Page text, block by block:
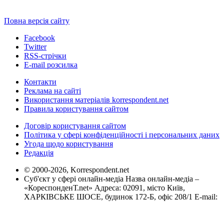
Повна версія сайту
Facebook
Twitter
RSS-стрічки
E-mail розсилка
Контакти
Реклама на сайті
Використання матеріалів korrespondent.net
Правила користування сайтом
Договір користування сайтом
Політика у сфері конфіденційності і персональних даних
Угода щодо користування
Редакція
© 2000-2026, Korrespondent.net
Суб'єкт у сфері онлайн-медіа Назва онлайн-медіа –
«КореспонденТ.net» Адреса: 02091, місто Київ,
ХАРКІВСЬКЕ ШОСЕ, будинок 172-Б, офіс 208/1 E-mail: